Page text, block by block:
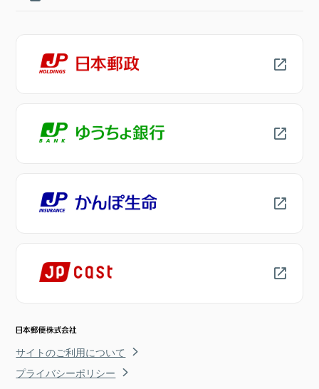
サイトのご利用について
プライバシーポリシー